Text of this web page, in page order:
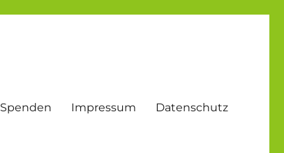
Spenden Impressum Datenschutz